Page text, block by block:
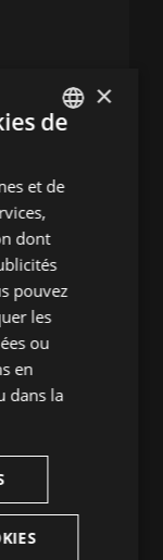
comme un
du
monde de
del Valle
des
du
Max Bruch,
une pièce
la
SPANISH
FRENCH
CATALAN
×
de
et de
dont
pouvez
les
ou
en
dans la